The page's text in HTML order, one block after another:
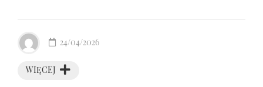
WIĘCEJ
24/04/2026